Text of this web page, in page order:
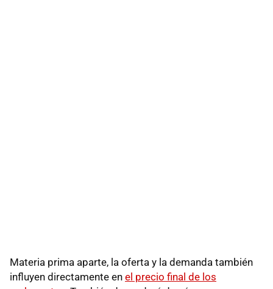
Materia prima aparte, la oferta y la demanda también
influyen directamente en el precio final de los